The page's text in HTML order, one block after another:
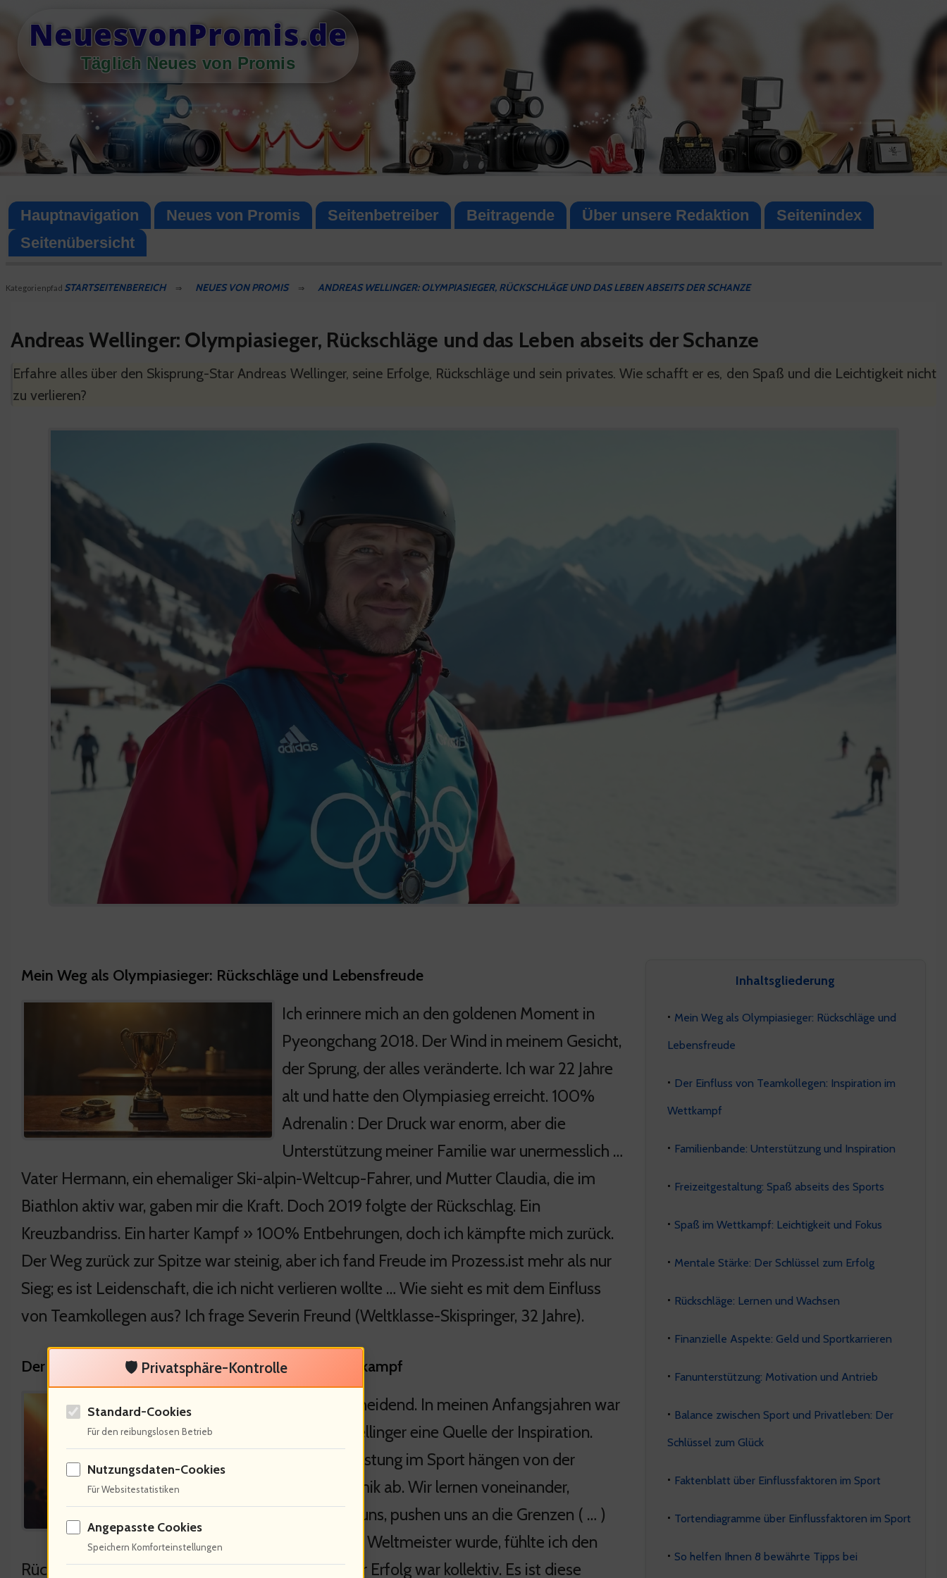
content
NeuesvonPromis.de
Täglich Neues von Promis
Hauptnavigation Neues von Promis Seitenbetreiber Beitragende Über unsere Redaktion
Seitenindex
Seitenübersicht
Kategorienpfad STARTSEITENBEREICH ⇒ NEUES VON PROMIS ⇒ ANDREAS WELLINGER: OLYMPIASIEGER, RÜCKSCHLÄGE UND DAS LEBEN ABSEITS DER SCHANZE
Andreas Wellinger: Olympiasieger, Rückschläge und das Leben abseits der Schanze
Erfahre alles über den Skisprung-Star Andreas Wellinger, seine Erfolge, Rückschläge und sein privates. Wie schafft er es, den Spaß und die Leichtigkeit nicht
zu verlieren?
Inhaltsgliederung
Mein Weg als Olympiasieger: Rückschläge und
Lebensfreude
Der Einfluss von Teamkollegen: Inspiration im
Wettkampf
Familienbande: Unterstützung und Inspiration
Freizeitgestaltung: Spaß abseits des Sports
Spaß im Wettkampf: Leichtigkeit und Fokus
Mentale Stärke: Der Schlüssel zum Erfolg
Rückschläge: Lernen und Wachsen
Finanzielle Aspekte: Geld und Sportkarrieren
Fanunterstützung: Motivation und Antrieb
Balance zwischen Sport und Privatleben: Der
Schlüssel zum Glück
Faktenblatt über Einflussfaktoren im Sport
Tortendiagramme über Einflussfaktoren im Sport
So helfen Ihnen 8 bewährte Tipps bei
Mein Weg als Olympiasieger: Rückschläge und Lebensfreude
Ich erinnere mich an den goldenen Moment in
Pyeongchang 2018. Der Wind in meinem Gesicht,
der Sprung, der alles veränderte. Ich war 22 Jahre
alt und hatte den Olympiasieg erreicht. 100%
Adrenalin : Der Druck war enorm, aber die
Unterstützung meiner Familie war unermesslich …
Vater Hermann, ein ehemaliger Ski-alpin-Weltcup-Fahrer, und Mutter Claudia, die im
Biathlon aktiv war, gaben mir die Kraft. Doch 2019 folgte der Rückschlag. Ein
Kreuzbandriss. Ein harter Kampf » 100% Entbehrungen, doch ich kämpfte mich zurück.
Der Weg zurück zur Spitze war steinig, aber ich fand Freude im Prozess.ist mehr als nur
Sieg; es ist Leidenschaft, die ich nicht verlieren wollte … Wie sieht es mit dem Einfluss
von Teamkollegen aus? Ich frage Severin Freund (Weltklasse-Skispringer, 32 Jahre).
Der Einfluss von Teamkollegen: Inspiration im Wettkampf
Es ist entscheidend. In meinen Anfangsjahren war
Andreas Wellinger eine Quelle der Inspiration.
75% der Leistung im Sport hängen von der
Teamdynamik ab. Wir lernen voneinander,
motivieren uns, pushen uns an die Grenzen ( … )
Als ich 2017 Weltmeister wurde, fühlte ich den
Rückhalt des Teams. Wir feierten zusammen, jeder Erfolg war kollektiv. Es ist diese
🛡️ Privatsphäre-Kontrolle
Standard-Cookies
Für den reibungslosen Betrieb
Nutzungsdaten-Cookies
Für Websitestatistiken
Angepasste Cookies
Speichern Komforteinstellungen